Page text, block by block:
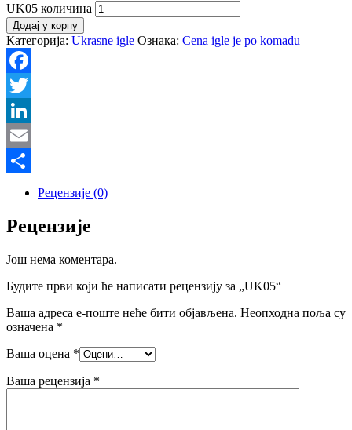
UK05 количина
Додај у корпу
Категорија: Ukrasne igle Ознака: Cena igle je po komadu
Facebook
Twitter
LinkedIn
Email
Рецензије (0)
Рецензије
Још нема коментара.
Будите први који ће написати рецензију за „UK05“
Ваша адреса е-поште неће бити објављена. Неопходна поља су
означена *
Ваша оцена *
Ваша рецензија *